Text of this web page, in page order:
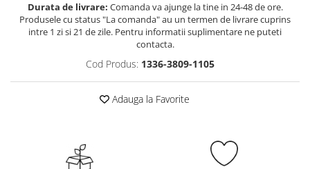
Durata de livrare: Comanda va ajunge la tine in 24-48 de ore.
Produsele cu status "La comanda" au un termen de livrare cuprins
intre 1 zi si 21 de zile. Pentru informatii suplimentare ne puteti
contacta.
Cod Produs: 1336-3809-1105
Adauga la Favorite